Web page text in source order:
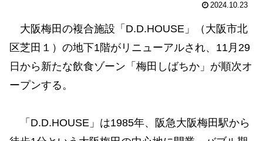
2024.10.23
大阪梅田の複合施設「D.D.HOUSE」（大阪市北
区芝田１）の地下1階がリニューアルされ、11月29
日から新たな飲食ゾーン「梅田しばちか」が順次オ
ープンする。
「D.D.HOUSE」は1985年、阪急大阪梅田駅から